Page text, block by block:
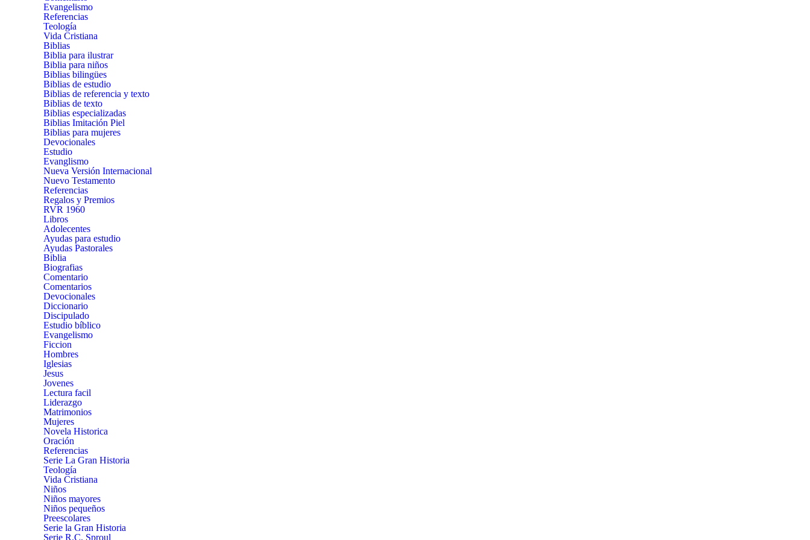
Evangelismo
Referencias
Teología
Vida Cristiana
Biblias
Biblia para ilustrar
Biblia para niños
Biblias bilingües
Biblias de estudio
Biblias de referencia y texto
Biblias de texto
Biblias especializadas
Biblias Imitación Piel
Biblias para mujeres
Devocionales
Estudio
Evanglismo
Nueva Versión Internacional
Nuevo Testamento
Referencias
Regalos y Premios
RVR 1960
Libros
Adolecentes
Ayudas para estudio
Ayudas Pastorales
Biblia
Biografias
Comentario
Comentarios
Devocionales
Diccionario
Discipulado
Estudio bíblico
Evangelismo
Ficcion
Hombres
Iglesias
Jesus
Jovenes
Lectura facil
Liderazgo
Matrimonios
Mujeres
Novela Historica
Oración
Referencias
Serie La Gran Historia
Teología
Vida Cristiana
Niños
Niños mayores
Niños pequeños
Preescolares
Serie la Gran Historia
Serie R.C. Sproul